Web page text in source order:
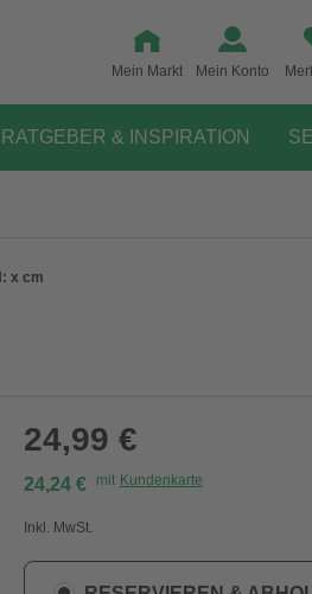
Mein Markt Mein Konto
RATGEBER & INSPIRATION
x cm
24,99 €
24,24 € mit Kundenkarte
Inkl. MwSt.